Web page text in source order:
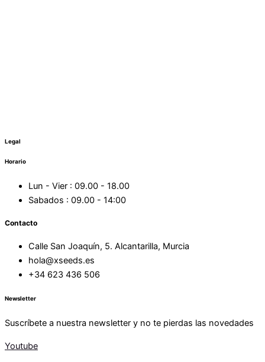
Legal
Horario
Lun - Vier : 09.00 - 18.00
Sabados : 09.00 - 14:00
Contacto
Calle San Joaquín, 5. Alcantarilla, Murcia
hola@xseeds.es
+34 623 436 506
Newsletter
Suscríbete a nuestra newsletter y no te pierdas las novedades
Youtube